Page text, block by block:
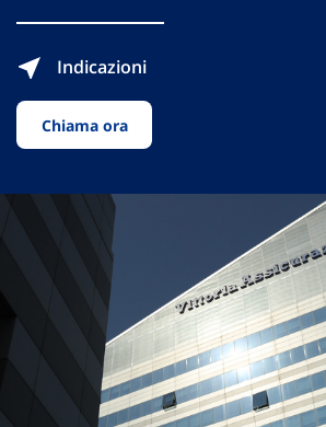
Indicazioni
Chiama ora